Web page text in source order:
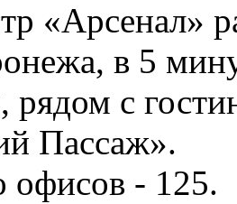
«Арсенал»
в 5
рядом с
Пассаж».
офисов - 125.